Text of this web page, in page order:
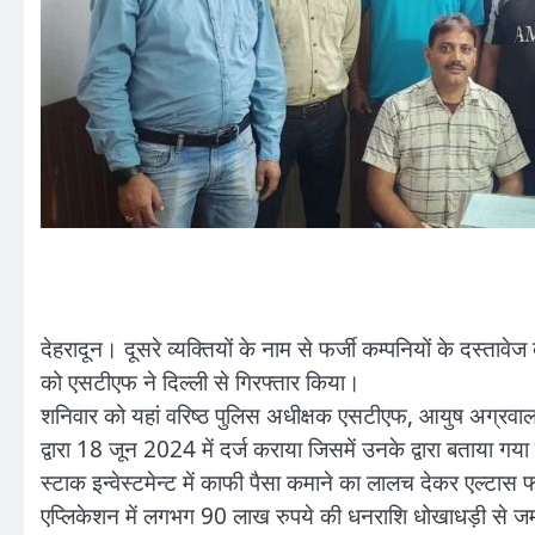
देहरादून। दूसरे व्यक्तियों के नाम से फर्जी कम्पनियों के
को एसटीएफ ने दिल्ली से गिरफ्तार किया।
शनिवार को यहां वरिष्ठ पुलिस अधीक्षक एसटीएफ, आयुष
द्वारा 18 जून 2024 में दर्ज कराया जिसमें उनके द्वारा बताया
स्टाक इन्वेस्टमेन्ट में काफी पैसा कमाने का लालच देकर
एप्लिकेशन में लगभग 90 लाख रुपये की धनराशि धोखाधड़ी से जमा